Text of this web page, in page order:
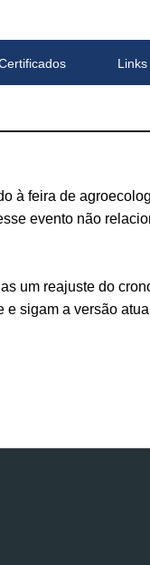
Links
à feira de
evento não
um reajuste do
sigam a versão